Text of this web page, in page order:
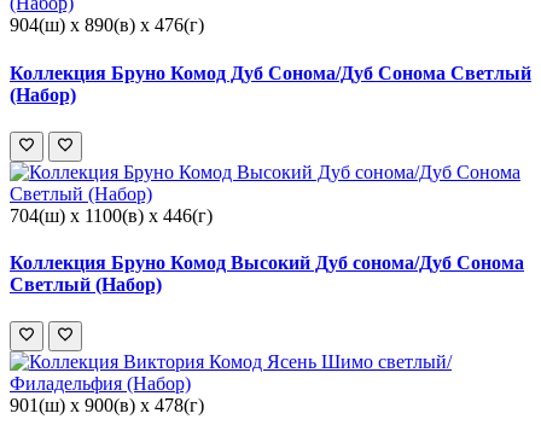
904(ш) x 890(в) x 476(г)
Коллекция Бруно Комод Дуб Сонома/Дуб Сонома Светлый
(Набор)
704(ш) x 1100(в) x 446(г)
Коллекция Бруно Комод Высокий Дуб сонома/Дуб Сонома
Светлый (Набор)
901(ш) x 900(в) x 478(г)